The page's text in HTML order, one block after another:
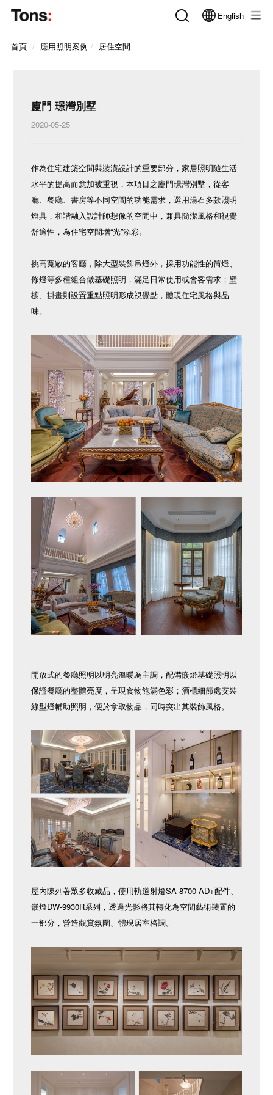
English
首頁 應用照明案例 居住空間
廈門 璟灣別墅
2020-05-25
作為住宅建築空間與裝潢設計的重要部分，家居照明隨生活
水平的提高而愈加被重視，本項目之廈門璟灣別墅，從客
廳、餐廳、書房等不同空間的功能需求，選用湯石多款照明
燈具，和諧融入設計師想像的空間中，兼具簡潔風格和視覺
舒適性，為住宅空間增“光”添彩。
挑高寬敞的客廳，除大型裝飾吊燈外，採用功能性的筒燈、
條燈等多種組合做基礎照明，滿足日常使用或會客需求；壁
櫥、掛畫則設置重點照明形成視覺點，體現住宅風格與品
味。
開放式的餐廳照明以明亮溫暖為主調，配備嵌燈基礎照明以
保證餐廳的整體亮度，呈現食物飽滿色彩；酒櫃細節處安裝
線型燈輔助照明，便於拿取物品，同時突出其裝飾風格。
屋內陳列著眾多收藏品，使用軌道射燈SA-8700-AD+配件、
嵌燈DW-9930R系列，透過光影將其轉化為空間藝術裝置的
一部分，營造觀賞氛圍、體現居室格調。